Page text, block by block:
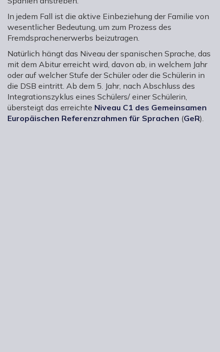
In jedem Fall ist die aktive Einbeziehung der Familie von
wesentlicher Bedeutung, um zum Prozess des
Fremdsprachenerwerbs beizutragen.
Natürlich hängt das Niveau der spanischen Sprache, das
mit dem Abitur erreicht wird, davon ab, in welchem Jahr
oder auf welcher Stufe der Schüler oder die Schülerin in
die DSB eintritt. Ab dem 5. Jahr, nach Abschluss des
Integrationszyklus eines Schülers/ einer Schülerin,
übersteigt das erreichte Niveau C1 des Gemeinsamen
Europäischen Referenzrahmen für Sprachen (GeR).